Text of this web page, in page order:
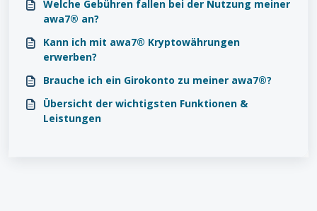
Welche Gebühren fallen bei der Nutzung meiner
awa7® an?
Kann ich mit awa7® Kryptowährungen
erwerben?
Brauche ich ein Girokonto zu meiner awa7®?
Übersicht der wichtigsten Funktionen &
Leistungen